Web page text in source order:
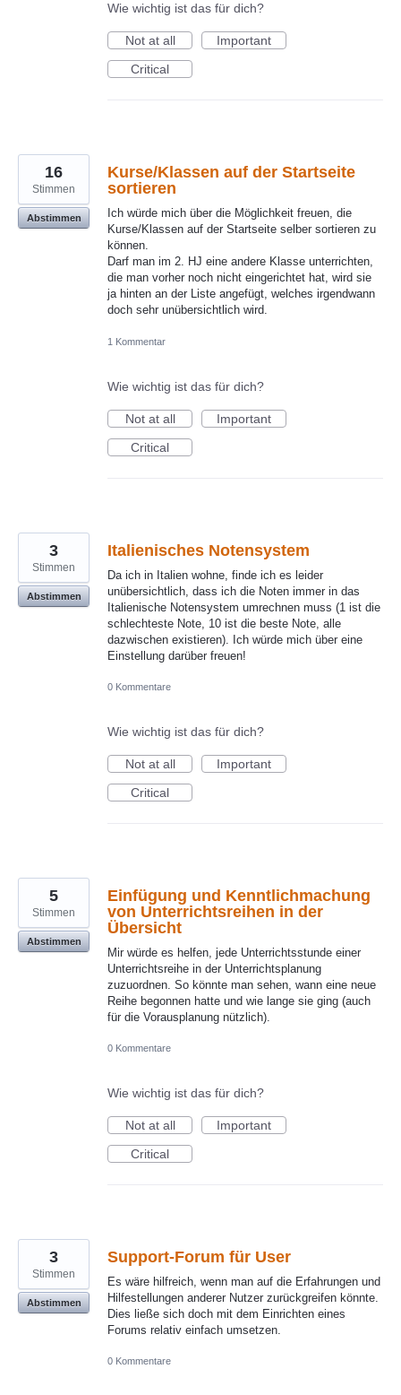
Wie wichtig ist das für dich?
Not at all
Important
Critical
Kurse/Klassen auf der Startseite
sortieren
Ich würde mich über die Möglichkeit freuen, die
Kurse/Klassen auf der Startseite selber sortieren zu
können.
Darf man im 2. HJ eine andere Klasse unterrichten,
die man vorher noch nicht eingerichtet hat, wird sie
ja hinten an der Liste angefügt, welches irgendwann
doch sehr unübersichtlich wird.
16
Stimmen
Abstimmen
1 Kommentar
Wie wichtig ist das für dich?
Not at all
Important
Critical
Italienisches Notensystem
Da ich in Italien wohne, finde ich es leider
unübersichtlich, dass ich die Noten immer in das
Italienische Notensystem umrechnen muss (1 ist die
schlechteste Note, 10 ist die beste Note, alle
dazwischen existieren). Ich würde mich über eine
Einstellung darüber freuen!
3
Stimmen
Abstimmen
0 Kommentare
Wie wichtig ist das für dich?
Not at all
Important
Critical
Einfügung und Kenntlichmachung
von Unterrichtsreihen in der
Übersicht
Mir würde es helfen, jede Unterrichtsstunde einer
Unterrichtsreihe in der Unterrichtsplanung
zuzuordnen. So könnte man sehen, wann eine neue
Reihe begonnen hatte und wie lange sie ging (auch
für die Vorausplanung nützlich).
5
Stimmen
Abstimmen
0 Kommentare
Wie wichtig ist das für dich?
Not at all
Important
Critical
Support-Forum für User
Es wäre hilfreich, wenn man auf die Erfahrungen und
Hilfestellungen anderer Nutzer zurückgreifen könnte.
Dies ließe sich doch mit dem Einrichten eines
Forums relativ einfach umsetzen.
3
Stimmen
Abstimmen
0 Kommentare